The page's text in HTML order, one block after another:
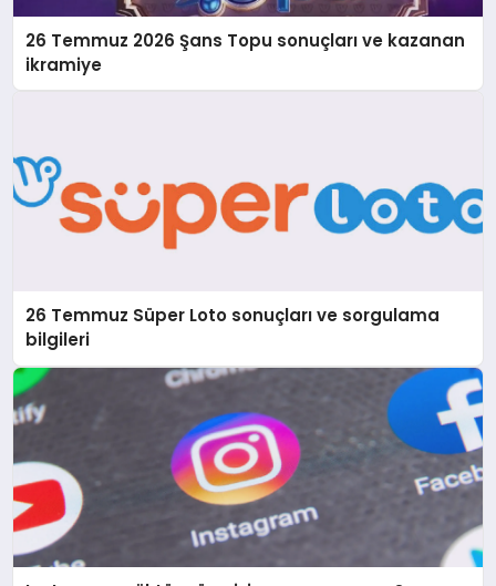
26 Temmuz 2026 Şans Topu sonuçları ve kazanan
ikramiye
26 Temmuz Süper Loto sonuçları ve sorgulama
bilgileri